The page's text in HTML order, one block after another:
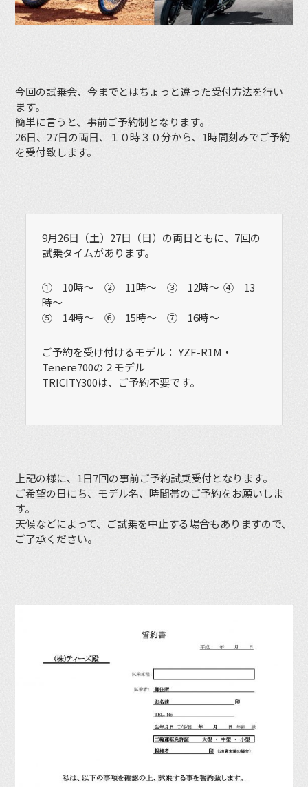
今回の試乗会、今までとはちょっと違った受付方法を行い
ます。
簡単に言うと、事前ご予約制となります。
26日、27日の両日、１０時３０分から、1時間刻みでご予約
を受付致します。
9月26日（土）27日（日）の両日ともに、7回の
試乗タイムがあります。
① 10時〜 ② 11時〜 ③ 12時〜 ④ 13
時〜
⑤ 14時〜 ⑥ 15時〜 ⑦ 16時〜
ご予約を受け付けるモデル： YZF-R1M・
Tenere700の２モデル
TRICITY300は、ご予約不要です。
上記の様に、1日7回の事前ご予約試乗受付となります。
ご希望の日にち、モデル名、時間帯のご予約をお願いしま
す。
天候などによって、ご試乗を中止する場合もありますので、
ご了承ください。